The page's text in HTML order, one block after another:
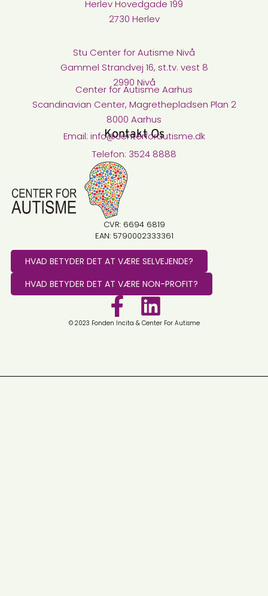
CVR: 6694 6819
EAN: 5790002333361
HVAD BETYDER DET AT VÆRE SELVEJENDE?
HVAD BETYDER DET AT VÆRE NON-PROFIT?
© 2023 Fonden Incita & Center For Autisme
Herlev Hovedgade 199
2730 Herlev
Stu Center for Autisme Nivå​
Gammel Strandvej 16, st.tv. vest 8
2990 Nivå
Center for Autisme Aarhus
Scandinavian Center, Magrethepladsen Plan 2
8000 Aarhus
Kontakt Os
Email: info@centerforautisme.dk
Telefon: 3524 8888